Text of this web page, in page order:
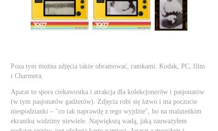
Poza tym można zdjęcia także obramować, ramkami: Kodak, PC, film
i Charmera.
Aparat to spora ciekawostka i atrakcja dla kolekcjonerów i pasjonatów
(w tym pasjonatów gadżetów). Zdjęcia robi się łatwo i ma poczucie
niespodzianki – "co tak naprawdę z tego wyjdzie", bo na maluteńkim
ekraniku widzimy niewiele. Największą wadą, jaką zauważyłem